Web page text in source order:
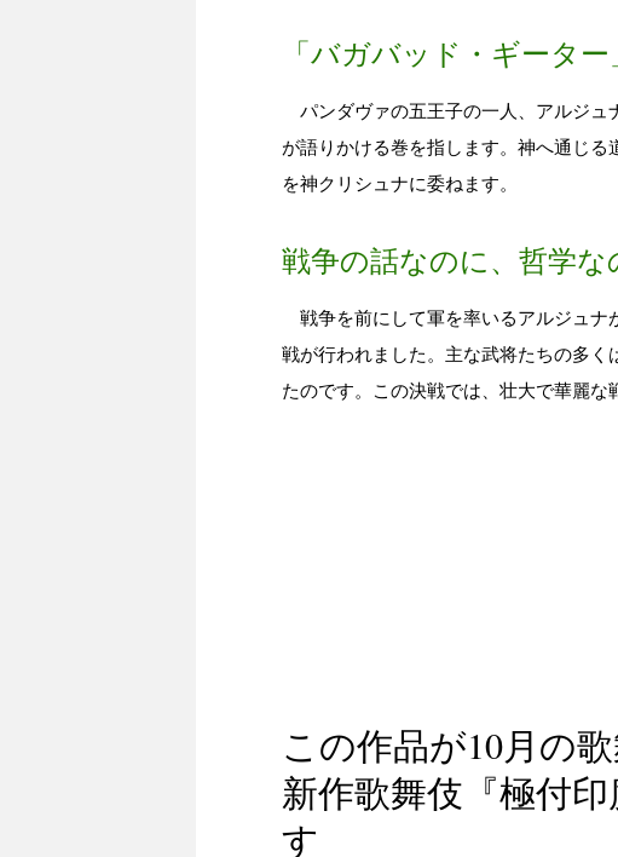
「バガバッド・ギーター
パンダヴァの五王子の一人、アルジュ
が語りかける巻を指します。神へ通じ
を神クリシュナに委ねます。
戦争の話なのに、哲学な
戦争を前にして軍を率いるアルジュナ
戦が行われました。主な武将たちの多
たのです。この決戦では、壮大で華麗な
この作品が10月の歌
新作歌舞伎『極付
す